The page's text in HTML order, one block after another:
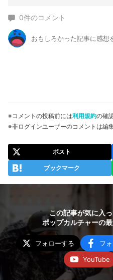
0件のコメント
※コメントの投稿前には利用規約の確
※非ログインユーザーのコメントは編
ポスト
ブックマーク
この記事が気に入
ポップカルチャーの
フォローする フ
YouTube